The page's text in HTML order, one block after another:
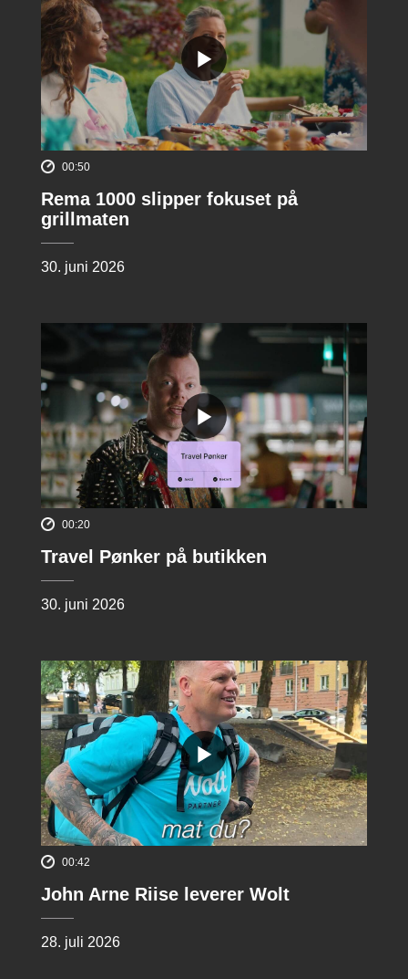
00:50
Rema 1000 slipper fokuset på
grillmaten
30. juni 2026
00:20
Travel Pønker på butikken
30. juni 2026
00:42
John Arne Riise leverer Wolt
28. juli 2026